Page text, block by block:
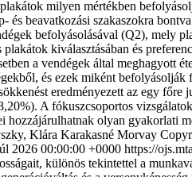
milyen mértékben
és beavatkozási szakaszokra
befolyásolásával (Q2), mely
kiválasztásában és
a vendégek által meghagyott
és ezek miként
eredményezett az egy
A fókuszcsoportos
olyan gyakorlati
Klára Karakasné Morvay
2026 00:00:00 +0000 https://
különös tekintettel a